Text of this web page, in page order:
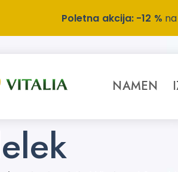
NAMEN
Poletna akcija: -12 %